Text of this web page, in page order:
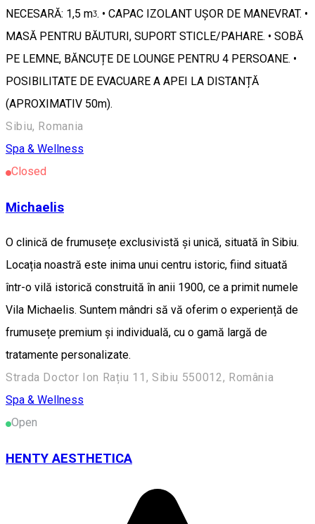
NECESARĂ: 1,5 mᶾ. • CAPAC IZOLANT UȘOR DE MANEVRAT. •
MASĂ PENTRU BĂUTURI, SUPORT STICLE/PAHARE. • SOBĂ
PE LEMNE, BĂNCUȚE DE LOUNGE PENTRU 4 PERSOANE. •
POSIBILITATE DE EVACUARE A APEI LA DISTANȚĂ
(APROXIMATIV 50m).
Sibiu, Romania
Spa & Wellness
Closed
Michaelis
O clinică de frumusețe exclusivistă și unică, situată în Sibiu.
Locația noastră este inima unui centru istoric, fiind situată
într-o vilă istorică construită în anii 1900, ce a primit numele
Vila Michaelis. Suntem mândri să vă oferim o experiență de
frumusețe premium și individuală, cu o gamă largă de
tratamente personalizate.
Strada Doctor Ion Rațiu 11, Sibiu 550012, România
Spa & Wellness
Open
HENTY AESTHETICA